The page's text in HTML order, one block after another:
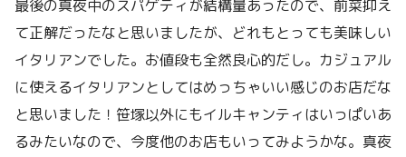
最後の真夜中のスパゲティが結構量あったので、前菜抑え
て正解だったなと思いましたが、どれもとっても美味しい
イタリアンでした。お値段も全然良心的だし。カジュアル
に使えるイタリアンとしてはめっちゃいい感じのお店だな
と思いました！笹塚以外にもイルキャンティはいっぱいあ
るみたいなので、今度他のお店もいってみようかな。真夜